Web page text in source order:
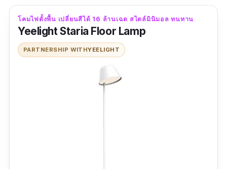
วัสดุ :เหล็ก, ผ้าลินิน
สี :ขาว / ขาวดำ
“สวยมาก ราคาถูกมาก คุ้มค่ากับการรอคอย
โคมไฟตั้งพื้น เปลี่ยนสีได้ 16 ล้านเฉด สไตล์มินิมอล ทนทาน
Yeelight Staria Floor Lamp
PARTNERSHIP WITHYEELIGHT